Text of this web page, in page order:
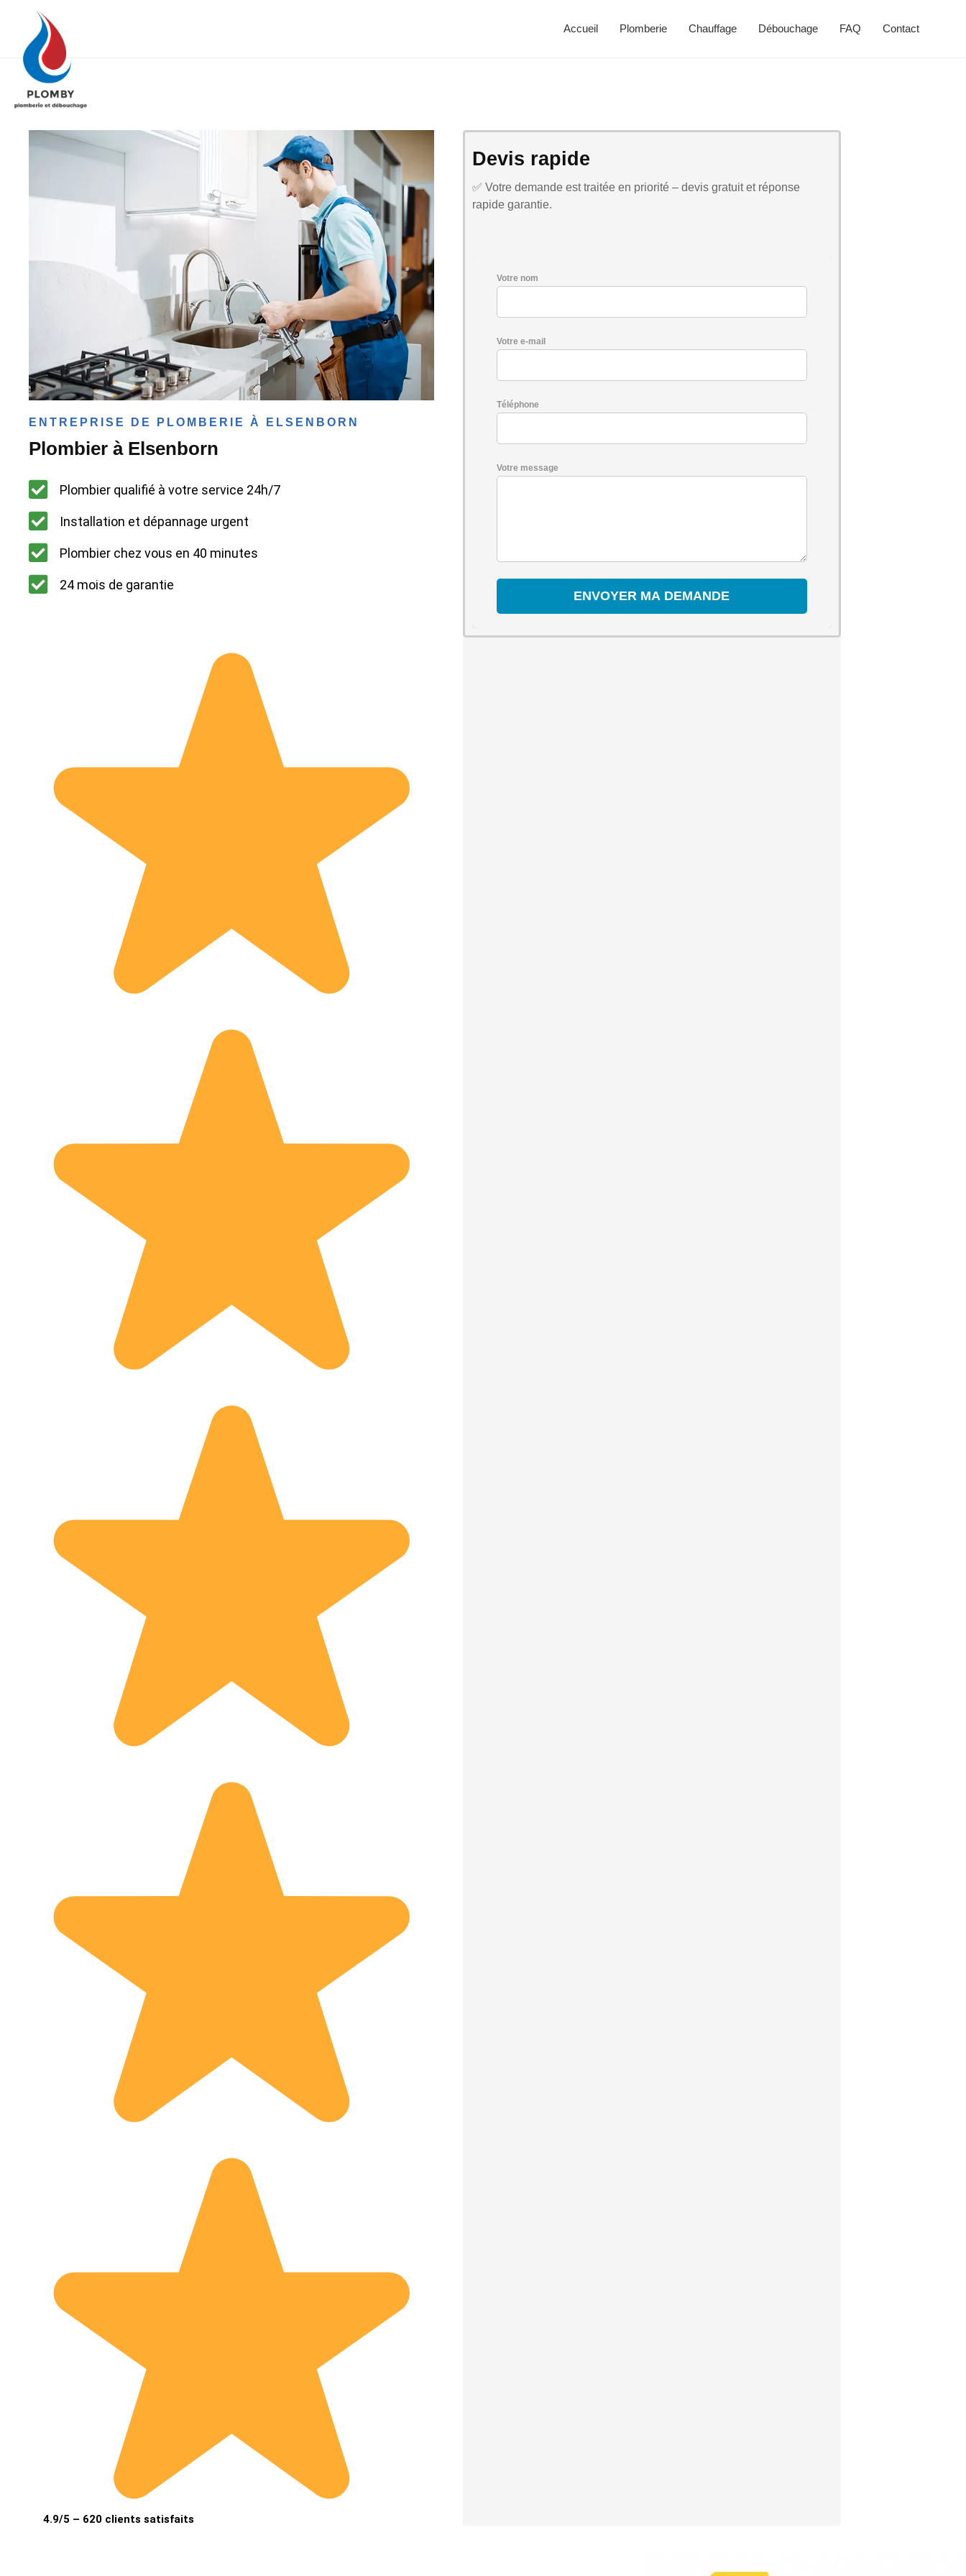
Accueil Plomberie Chauffage Débouchage FAQ Contact
ENTREPRISE DE PLOMBERIE À ELSENBORN
Plombier à Elsenborn
Plombier qualifié à votre service 24h/7
Installation et dépannage urgent
Plombier chez vous en 40 minutes
24 mois de garantie
4.9/5 – 620 clients satisfaits
Devis rapide
✅ Votre demande est traitée en priorité – devis gratuit et réponse
rapide garantie.
Votre nom
Votre e-mail
Téléphone
Votre message